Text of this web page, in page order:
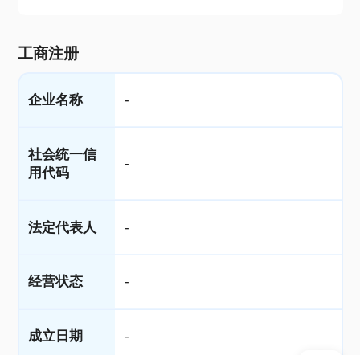
工商注册
企业名称 -
社会统一信
用代码
-
法定代表人 -
经营状态 -
成立日期 -